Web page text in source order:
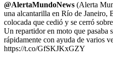
@AlertaMundoNews (Alerta
una alcantarilla en Río de Janeiro,
colocada que cedió y se cerró
Un repartidor en moto que pasaba
rápidamente con ayuda de varios
https://t.co/GfSKJKxGZY